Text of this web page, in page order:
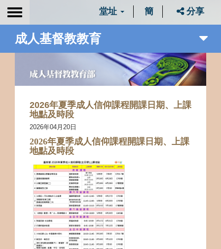
Toggle
堂址 簡 分享
成人基督教教育
2026年夏季成人信仰課程開課日期、上課
地點及時段
2026年04月20日
2026年夏季成人信仰課程開課日期、上課
地點及時段